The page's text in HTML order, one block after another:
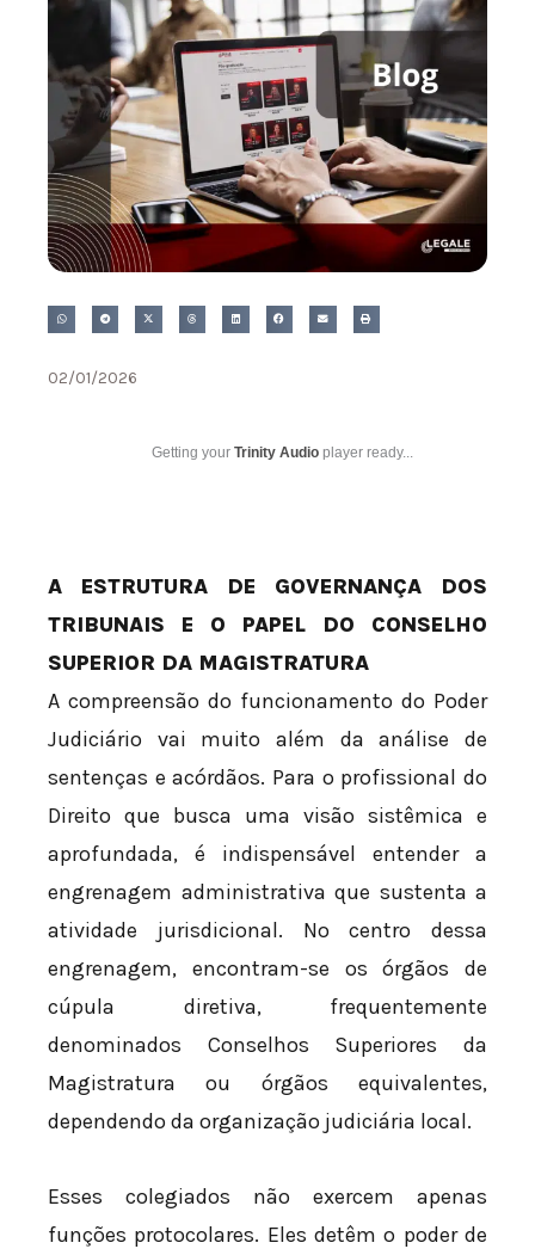
02/01/2026
Getting your Trinity Audio player ready...
A ESTRUTURA DE GOVERNANÇA DOS
TRIBUNAIS E O PAPEL DO CONSELHO
SUPERIOR DA MAGISTRATURA
A compreensão do funcionamento do Poder
Judiciário vai muito além da análise de
sentenças e acórdãos. Para o profissional do
Direito que busca uma visão sistêmica e
aprofundada, é indispensável entender a
engrenagem administrativa que sustenta a
atividade jurisdicional. No centro dessa
engrenagem, encontram-se os órgãos de
cúpula diretiva, frequentemente
denominados Conselhos Superiores da
Magistratura ou órgãos equivalentes,
dependendo da organização judiciária local.
Esses colegiados não exercem apenas
funções protocolares. Eles detêm o poder de